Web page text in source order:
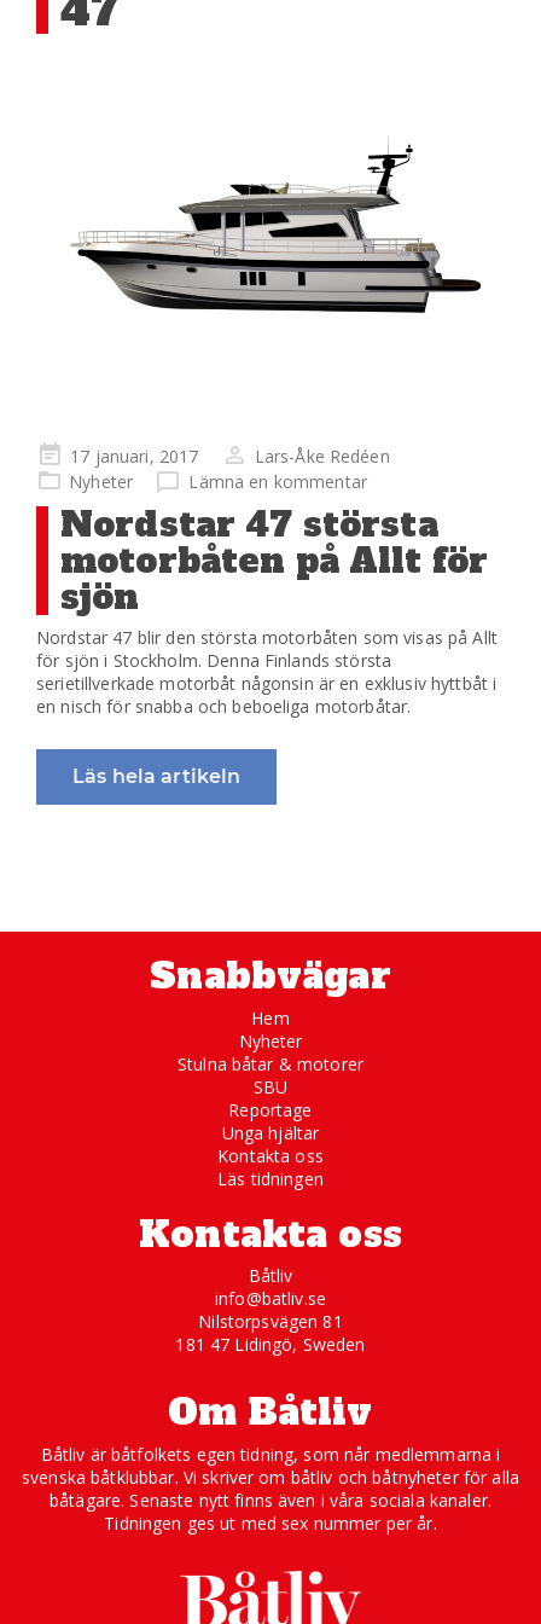
Publicerad
på
17 januari, 2017
Lars-Åke Redéen
Nyheter
Lämna en kommentar
Nordstar 47 största
motorbåten på Allt för
sjön
Nordstar 47 blir den största motorbåten som visas på Allt
för sjön i Stockholm. Denna Finlands största
serietillverkade motorbåt någonsin är en exklusiv hyttbåt i
en nisch för snabba och beboeliga motorbåtar.
Läs hela artikeln
Snabbvägar
Hem
Nyheter
Stulna båtar & motorer
SBU
Reportage
Unga hjältar
Kontakta oss
Läs tidningen
Kontakta oss
Båtliv
info@batliv.se
Nilstorpsvägen 81
181 47 Lidingö, Sweden
Om Båtliv
Båtliv är båtfolkets egen tidning, som når medlemmarna i
svenska båtklubbar. Vi skriver om båtliv och båtnyheter för alla
båtägare. Senaste nytt finns även i våra sociala kanaler.
Tidningen ges ut med sex nummer per år.